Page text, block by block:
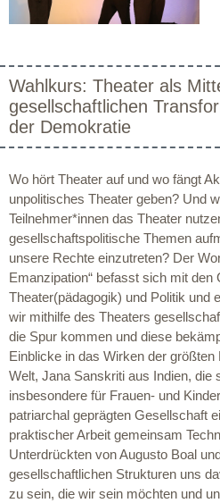
Wahlkurs: Theater als
gesellschaftlichen
der Demokratie
Wo hört Theater auf und wo fängt
unpolitisches Theater geben? Und
Teilnehmer*innen das Theater
gesellschaftspolitische Themen
unsere Rechte einzutreten? Der
Emanzipation“ befasst sich mit den
Theater(pädagogik) und Politik und
wir mithilfe des Theaters
die Spur kommen und diese
Einblicke in das Wirken der
Welt, Jana Sanskriti aus Indien, die
insbesondere für Frauen- und
patriarchal geprägten Gesellschaft
praktischer Arbeit gemeinsam
Unterdrückten von Augusto Boal
gesellschaftlichen Strukturen uns
zu sein, die wir sein möchten und